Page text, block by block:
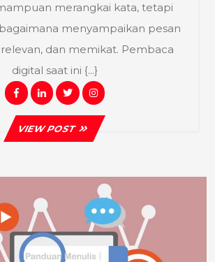
Pembaca
Betah
merangkai kata, tetapi
menyampaikan pesan
relevan, dan memikat. Pembaca
digital saat ini {...}
Facebook
Linkedin
TwitterInstagram
VIEW POST
VIEW
POST